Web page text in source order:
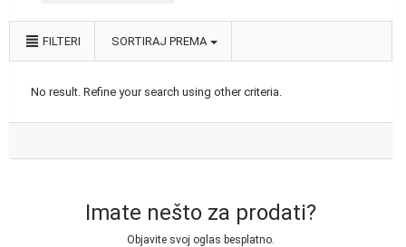
FILTERI SORTIRAJ PREMA
No result. Refine your search using other criteria.
Imate nešto za prodati?
Objavite svoj oglas besplatno.